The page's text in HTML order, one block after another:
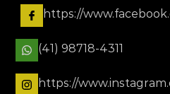
https://
(41) 98718-4311
https://